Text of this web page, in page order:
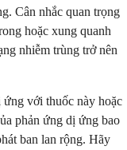
Cân nhắc quan trọng
hoặc xung quanh
nhiễm trùng trở nên
với thuốc này hoặc
phản ứng dị ứng bao
ban lan rộng. Hãy